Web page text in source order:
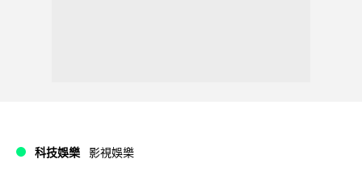
科技娛樂 影視娛樂